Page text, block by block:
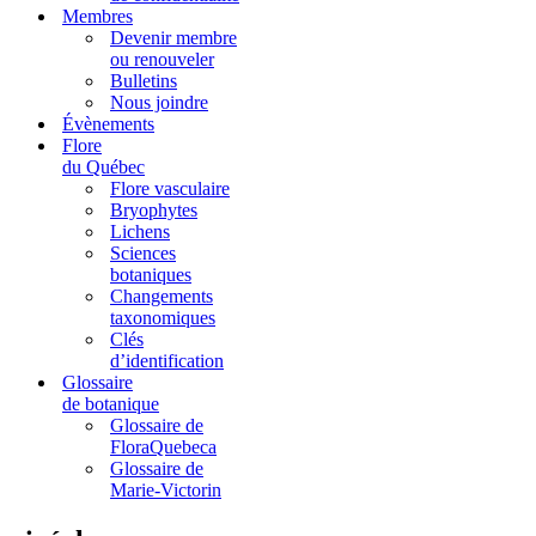
Membres
Devenir membre
ou renouveler
Bulletins
Nous joindre
Évènements
Flore
du Québec
Flore vasculaire
Bryophytes
Lichens
Sciences
botaniques
Changements
taxonomiques
Clés
d’identification
Glossaire
de botanique
Glossaire de
FloraQuebeca
Glossaire de
Marie-Victorin